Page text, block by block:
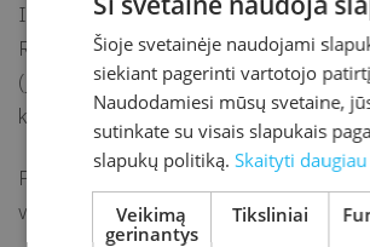
Iššūkyje kviečiame dalyvauti žmonių
Rekomenduojamas dalyvių amžius – nuo
(jaunesnius nei 14 metų amžiaus dalyvius
kartu su suaugusiųjų palyda).
Pabėgimas iš galvosūkių kambario trunka
val.
Šioje svetainėje naudojami
siekiant pagerinti vartotojo
Naudodamiesi mūsų svetaine,
sutinkate su visais slapukais
slapukų politiką.Skaityti daugiau
Veikimą
gerinantys
Tiksliniai